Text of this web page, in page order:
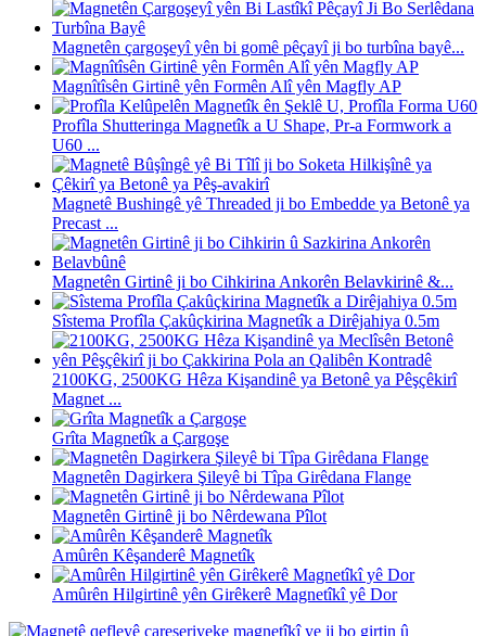
Magnetên çargoşeyî yên bi gomê pêçayî ji bo turbîna bayê...
Magnîtîsên Girtinê yên Formên Alî yên Magfly AP
Profîla Shutteringa Magnetîk a U Shape, Pr-a Formwork a
U60 ...
Magnetê Bushingê yê Threaded ji bo Embedde ya Betonê ya
Precast ...
Magnetên Girtinê ji bo Cihkirina Ankorên Belavkirinê &...
Sîstema Profîla Çakûçkirina Magnetîk a Dirêjahiya 0.5m
2100KG, 2500KG Hêza Kişandinê ya Betonê ya Pêşçêkirî
Magnet ...
Grîta Magnetîk a Çargoşe
Magnetên Dagirkera Şileyê bi Tîpa Girêdana Flange
Magnetên Girtinê ji bo Nêrdewana Pîlot
Amûrên Kêşanderê Magnetîk
Amûrên Hilgirtinê yên Girêkerê Magnetîkî yê Dor